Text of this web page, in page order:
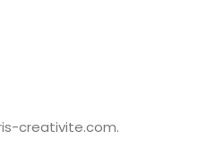
creativite.com.